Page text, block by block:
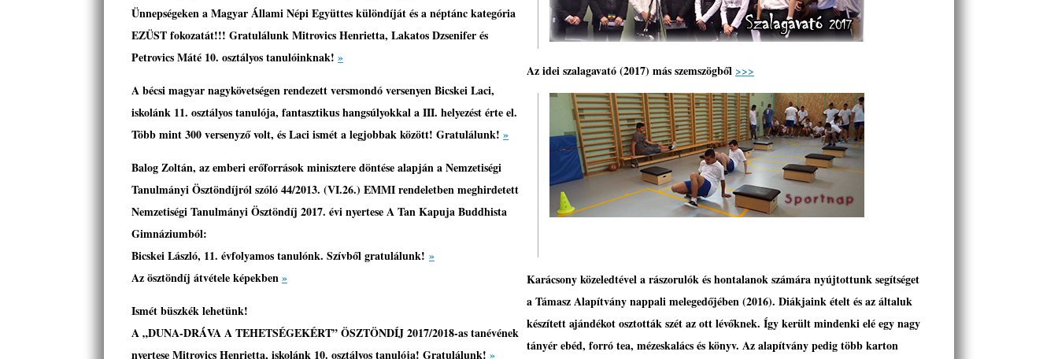
Ünnepségeken a Magyar Állami Népi Együttes különdíját és a néptánc kategória
EZÜST fokozatát!!! Gratulálunk Mitrovics Henrietta, Lakatos Dzsenifer és
Petrovics Máté 10. osztályos tanulóinknak! »
A bécsi magyar nagykövetségen rendezett versmondó versenyen Bicskei Laci,
iskolánk 11. osztályos tanulója, fantasztikus hangsúlyokkal a III. helyezést érte el.
Több mint 300 versenyző volt, és Laci ismét a legjobbak között! Gratulálunk! »
Balog Zoltán, az emberi erőforrások minisztere döntése alapján a Nemzetiségi
Tanulmányi Ösztöndíjról szóló 44/2013. (VI.26.) EMMI rendeletben meghirdetett
Nemzetiségi Tanulmányi Ösztöndíj 2017. évi nyertese A Tan Kapuja Buddhista
Gimnáziumból:
Bicskei László, 11. évfolyamos tanulónk. Szívből gratulálunk! »
Az ösztöndíj átvétele képekben»
Ismét büszkék lehetünk!
A „DUNA-DRÁVA A TEHETSÉGEKÉRT” ÖSZTÖNDÍJ 2017/2018-as tanévének
nyertese Mitrovics Henrietta, iskolánk 10. osztályos tanulója! Gratulálunk! »
Az idei szalagavató (2017) más szemszögből >>>
Karácsony közeledtével a rászorulók és hontalanok számára nyújtottunk segítséget
a Támasz Alapítvány nappali melegedőjében (2016). Diákjaink ételt és az általuk
készített ajándékot osztották szét az ott lévőknek. Így került mindenki elé egy nagy
tányér ebéd, forró tea, mézeskalács és könyv. Az alapítvány pedig több karton